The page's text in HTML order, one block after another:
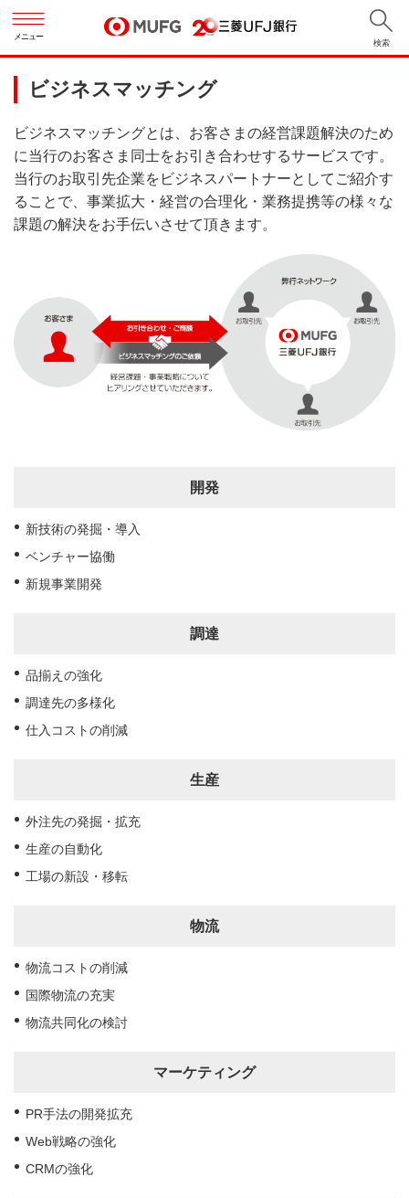
メニュー
検索
ビジネスマッチング
ビジネスマッチングとは、お客さまの経営課題解決のため
に当行のお客さま同士をお引き合わせするサービスです。
当行のお取引先企業をビジネスパートナーとしてご紹介す
ることで、事業拡大・経営の合理化・業務提携等の様々な
課題の解決をお手伝いさせて頂きます。
開発
新技術の発掘・導入
ベンチャー協働
新規事業開発
調達
品揃えの強化
調達先の多様化
仕入コストの削減
生産
外注先の発掘・拡充
生産の自動化
工場の新設・移転
物流
物流コストの削減
国際物流の充実
物流共同化の検討
マーケティング
PR手法の開発拡充
Web戦略の強化
CRMの強化